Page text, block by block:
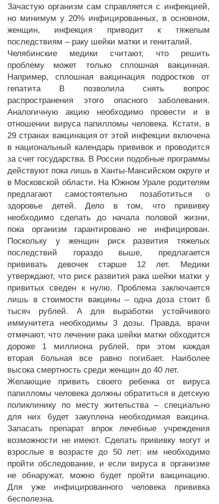
Зачастую организм сам справляется с инфекцией,
но минимум у 20% инфицированных, в основном,
женщин, инфекция приводит к тяжелым
последствиям – раку шейки матки и гениталий.
Челябинские медики считают, что решить
проблему может только сплошная вакцинная.
Например, сплошная вакцинация подростков от
гепатита В позволила снять вопрос
распространения этого опасного заболевания.
Аналогичную акцию необходимо провести и в
отношении вируса папилломы человека. Кстати, в
29 странах вакцинация от этой инфекции включена
в национальный календарь прививок и проводится
за счет государства. В России подобные программы
действуют пока лишь в Ханты-Мансийском округе и
в Московской области. На Южном Урале родителям
предлагают самостоятельно позаботиться о
здоровье детей. Дело в том, что прививку
необходимо сделать до начала половой жизни,
пока организм гарантировано не инфицирован.
Поскольку у женщин риск развития тяжелых
последствий гораздо выше, предлагается
прививать девочек старше 12 лет. Медики
утверждают, что риск развития рака шейки матки у
привитых сведен к нулю. Проблема заключается
лишь в стоимости вакцины – одна доза стоит 6
тысяч рублей. А для выработки устойчивого
иммунитета необходимы 3 дозы. Правда, врачи
отмечают, что лечение рака шейки матки обходится
дороже 1 миллиона рублей, при этом каждая
вторая больная все равно погибает. Наиболее
высока смертность среди женщин до 40 лет.
Желающие привить своего ребенка от вируса
папилломы человека должны обратиться в детскую
поликлинику по месту жительства – специально
для них будет закуплена необходимая вакцина.
Запасать препарат впрок лечебные учреждения
возможности не имеют. Сделать прививку могут и
взрослые в возрасте до 50 лет: им необходимо
пройти обследование, и если вируса в организме
не обнаружат, можно будет пройти вакцинацию.
Для уже инфицированного человека прививка
бесполезна.